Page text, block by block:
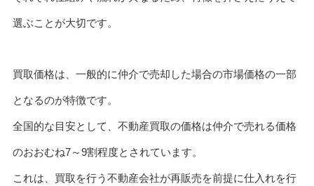
選ぶことが大切です。
買取価格は、一般的に仲介で売却した場合の市場価格の一部
となるのが特徴です。
全国的な目安として、不動産買取の価格は仲介で売れる価格
のおおむね7～9割程度とされています。
これは、買取を行う不動産会社が再販売を前提に仕入れを行